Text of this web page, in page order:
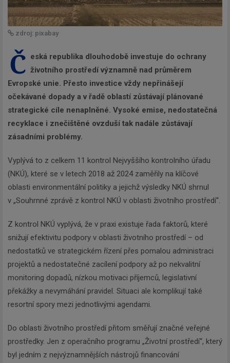
zdroj: pixabay
Č eská republika dlouhodobě investuje do ochrany
životního prostředí významně nad průměrem
Evropské unie. Přesto investice vždy nepřinášejí
očekávané dopady a v řadě oblastí zůstávají plánované
strategické cíle nenaplněné. Vysoké emise, nedostatečná
recyklace i znečištěné ovzduší tak nadále zůstávají
zásadními problémy.
Vyplývá to z celkem 11 kontrol Nejvyššího kontrolního úřadu
(NKÚ), které se v letech 2018 až 2024 zaměřily na klíčové
oblasti environmentální politiky a jejichž výsledky NKÚ shrnul
v „Souhrnné zprávě z kontrol NKÚ v oblasti životního prostředí“.
Z kontrol NKÚ vyplývá, že v praxi existuje řada faktorů, které
snižují efektivitu podpory v oblasti životního prostředí – od
nedostatků ve strategickém řízení přes pomalou administraci
projektů a nedostatečné zacílení podpory až po nekvalitní
monitoring dopadů, nízkou motivaci příjemců, legislativní
překážky a nevymáhání pravidel. Situaci ale komplikují také
resortní spory mezi jednotlivými agendami.
Do oblasti životního prostředí přitom směřují značné veřejné
prostředky. Jen z operačního programu „Životní prostředí“, který
byl jedním z nejvýznamnějších nástrojů financování